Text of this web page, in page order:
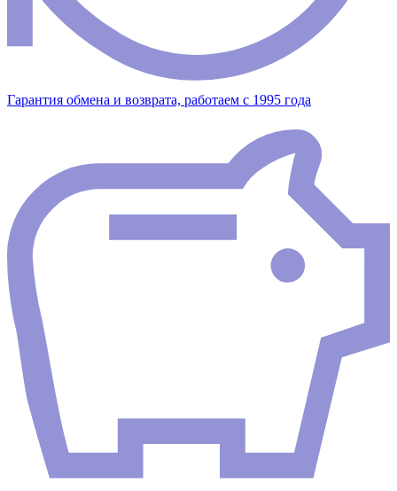
Гарантия обмена и возврата, работаем с 1995 года